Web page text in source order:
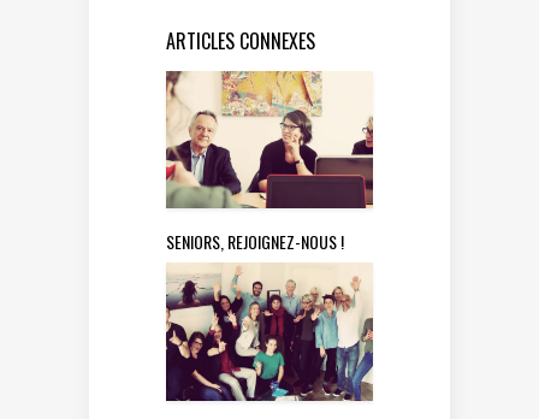
ARTICLES CONNEXES
SENIORS, REJOIGNEZ-NOUS !